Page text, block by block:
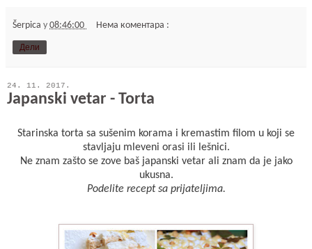
Šerpica у 08:46:00 Нема коментара :
Дели
24. 11. 2017.
Japanski vetar - Torta
Starinska torta sa sušenim korama i kremastim filom u koji se
stavljaju mleveni orasi ili lešnici.
Ne znam zašto se zove baš japanski vetar ali znam da je jako
ukusna.
Podelite recept sa prijateljima.